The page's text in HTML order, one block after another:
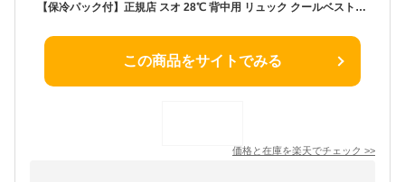
【保冷パック付】正規店 スオ 28℃ 背中用 リュック クールベスト2（Suo COOL Vest リュック 上着 背中 ひんやり 熱中症対策 暑さ対策 炎天下 アウトドア クール あせも 背中 リュック用 アイスクールベスト）【海外×】【メール便送料無料 】【：68】
この商品をサイトでみる
価格と在庫を楽天でチェック >>